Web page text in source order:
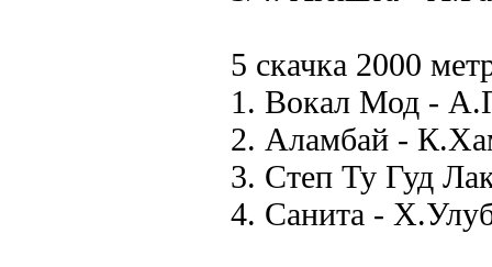
5 скачка 2000
1. Вокал Мод -
2. Аламбай -
3. Степ Ту Гуд
4. Санита -